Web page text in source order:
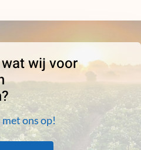
wij voor
ons op!